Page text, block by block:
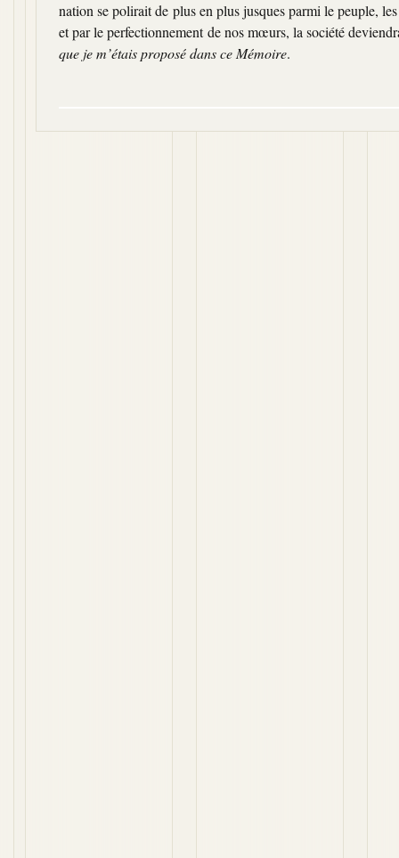
nation se polirait de plus en plus jusques parmi le peuple,
et par le perfectionnement de nos mœurs, la société
que je m’étais proposé dans ce Mémoire.